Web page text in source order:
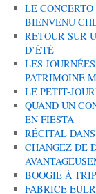
LE CONCERTO
BIENVENU
RETOUR SUR
D’ÉTÉ
LES
PATRIMOINE
LE PETIT-
QUAND UN
EN FIESTA
RÉCITAL
CHANGEZ DE
BOOGIE À
FABRICE